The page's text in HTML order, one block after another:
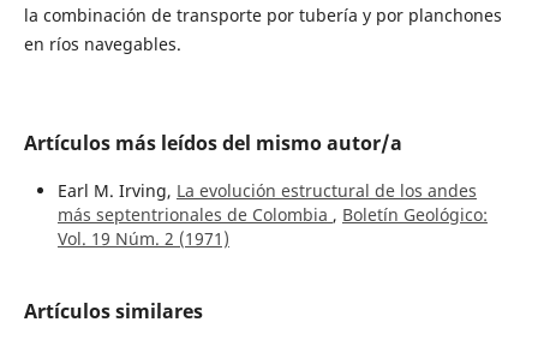
la combinación de transporte por tubería y por planchones
en ríos navegables.
Artículos más leídos del mismo autor/a
Earl M. Irving, La evolución estructural de los andes
más septentrionales de Colombia , Boletín Geológico:
Vol. 19 Núm. 2 (1971)
Artículos similares